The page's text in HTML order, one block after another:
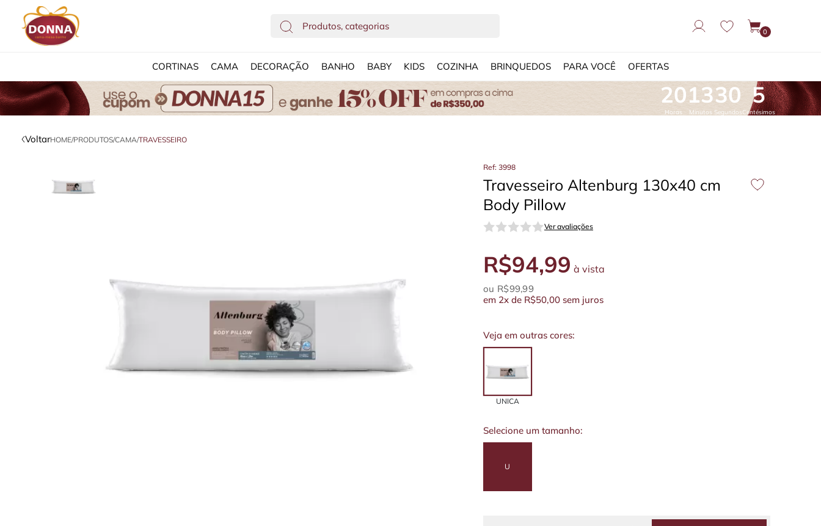
0
CORTINAS CAMA DECORAÇÃO BANHO BABY KIDS COZINHA BRINQUEDOS PARA VOCÊ OFERTAS
20
Horas
13
Minutos
29
Segundos
27
Centésimos
VoltarHOME/PRODUTOS/CAMA/TRAVESSEIRO
Ref: 3998
Travesseiro Altenburg 130x40 cm
Body Pillow
Ver avaliações
R$94,99 à vista
R$99,99
em 2x de R$50,00 sem juros
Veja em outras cores:
UNICA
Selecione um tamanho:
U